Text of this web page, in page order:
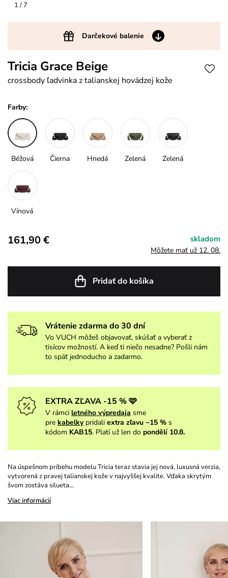
1/ 7
Darčekové balenie
Tricia Grace Beige
crossbody ľadvinka z talianskej hovädzej kože
Farby:
Béžová Čierna Hnedá Zelená Zelená
Vínová
161,90 € skladom
Môžete mať už 12. 08.
Pridať do košíka
Vrátenie zdarma do 30 dní
Vo VUCH môžeš objavovať, skúšať a vyberať z
tisícov možností. A keď ti niečo nesadne? Pošli nám
to späť jednoducho a zadarmo.
EXTRA ZĽAVA -15 % 🩷
V rámci letného výpredaja sme
pre kabelky pridali extra zľavu −15 % s
kódom KAB15. Platí už len do pondělí 10.8.
Na úspešnom príbehu modelu Tricia teraz stavia jej nová, luxusná verzia,
vytvorená z pravej talianskej kože v najvyššej kvalite. Vďaka skrytým
švom zostáva silueta…
Viac informácií